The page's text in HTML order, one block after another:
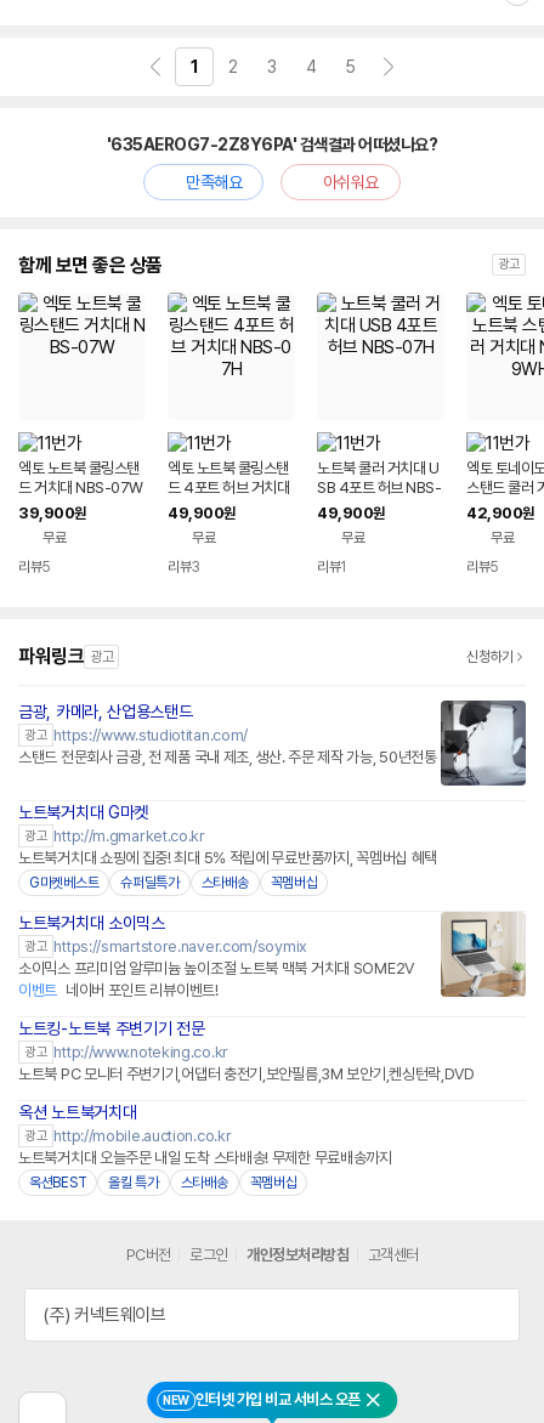
1 2 3 4 5
'635AEROG7-2Z8Y6PA' 검색결과 어떠셨나요?
만족해요
아쉬워요
함께 보면 좋은 상품 광고
엑토 노트북 쿨링스탠
드 거치대 NBS-07W
39,900원
무료
리뷰5
엑토 노트북 쿨링스탠
드 4포트 허브 거치대
NBS-07H
49,900원
무료
리뷰3
노트북 쿨러 거치대 U
SB 4포트 허브 NBS-
07H
49,900원
무료
리뷰1
엑토 토네이
스탠드 쿨러
BS-09WH
42,900원
무료
리뷰5
파워링크 광고 신청하기
금광, 카메라, 산업용스탠드
광고 https://www.studiotitan.com/
스탠드 전문회사 금광, 전 제품 국내 제조, 생산. 주문 제작 가능, 50년전통
노트북거치대 G마켓
광고 http://m.gmarket.co.kr
노트북거치대 쇼핑에 집중! 최대 5% 적립에 무료반품까지, 꼭멤버십 혜택
G마켓베스트 슈퍼딜특가 스타배송 꼭멤버십
노트북거치대 소이믹스
광고 https://smartstore.naver.com/soymix
소이믹스 프리미엄 알루미늄 높이조절 노트북 맥북 거치대 SOME2V
이벤트 네이버 포인트 리뷰이벤트!
노트킹-노트북 주변기기 전문
광고 http://www.noteking.co.kr
노트북 PC 모니터 주변기기,어댑터 충전기,보안필름,3M 보안기,켄싱턴락,DVD
옥션 노트북거치대
광고 http://mobile.auction.co.kr
노트북거치대 오늘주문 내일 도착 스타배송! 무제한 무료배송까지
옥션BEST 올킬 특가 스타배송 꼭멤버십
NEW 인터넷 가입 비교 서비스 오픈 닫기
PC버전 로그인 개인정보처리방침 고객센터
(주) 커넥트웨이브